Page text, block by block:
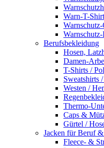
Warn-T-
Berufsbekleidung
Hosen,
Damen-
T-Shirts /
Sweatshirts
Westen /
Thermo-
Caps &
Gürtel /
Jacken für Beruf
Fleece- &